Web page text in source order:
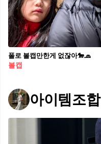
폴로 볼캡만한게 없잖아🐎🧢⁠
볼캡
아이템조합